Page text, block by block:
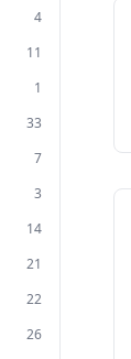
4
11
1
33
7
3
14
21
22
26